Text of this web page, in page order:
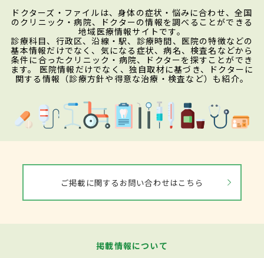
ドクターズ・ファイルは、身体の症状・悩みに合わせ、全国
のクリニック・病院、ドクターの情報を調べることができる
地域医療情報サイトです。
診療科目、行政区、沿線・駅、診療時間、医院の特徴などの
基本情報だけでなく、気になる症状、病名、検査名などから
条件に合ったクリニック・病院、ドクターを探すことができ
ます。 医院情報だけでなく、独自取材に基づき、ドクターに
関する情報（診療方針や得意な治療・検査など）も紹介。
ご掲載に関するお問い合わせはこちら
掲載情報について